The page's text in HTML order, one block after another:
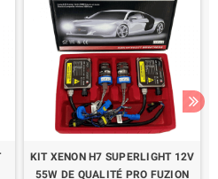
KIT XENON H7 SUPERLIGHT 12V
55W DE QUALITÉ PRO FUZION